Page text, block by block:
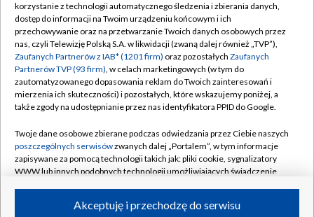
TVP
Abonament TVP
Emisja w TVP
Centrum informacji TVP
Naziemna Telewizja Cyfrowa
Rada Programowa
System NOS
Informacje o nadawcy
Program dla prasy
Regulamin TVP
Polityka prywatności
Moje zgody
Pomoc
Kontakt
Kanały
korzystanie z technologii automatycznego śledzenia i zbierania danych,
dostęp do informacji na Twoim urządzeniu końcowym i ich
przechowywanie oraz na przetwarzanie Twoich danych osobowych przez
nas, czyli Telewizję Polską S.A. w likwidacji (zwaną dalej również „TVP”),
Zaufanych Partnerów z IAB* (1201 firm) oraz pozostałych Zaufanych
Partnerów TVP (93 firm), w celach marketingowych (w tym do
zautomatyzowanego dopasowania reklam do Twoich zainteresowań i
mierzenia ich skuteczności) i pozostałych, które wskazujemy poniżej, a
także zgody na udostępnianie przez nas identyfikatora PPID do Google.
Twoje dane osobowe zbierane podczas odwiedzania przez Ciebie naszych
poszczególnych serwisówzwanych dalej „Portalem”, w tym informacje
zapisywane za pomocą technologii takich jak: pliki cookie, sygnalizatory
WWW lub innych podobnych technologii umożliwiających świadczenie
ruchu w Internecie.Akceptuję i przechodzę do serwisu